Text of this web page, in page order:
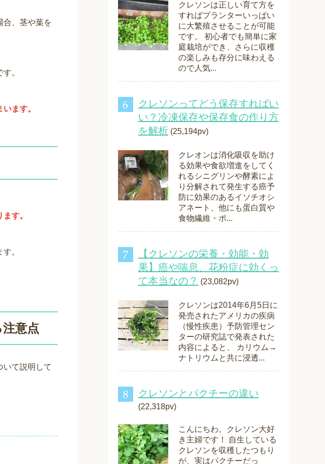
合、茎や葉を
。
ます。
す。
。
意点
いて説明して
クレソンは正しい育て方を
すればプランターいっぱい
に大繁殖させることが可能
です。 初心者でも簡単に家
庭栽培ができ、さらに収穫
の楽しみも存分に味わえる
ので人気...
クレソンってどう保存すればい
い？冷凍保存や保存食の作り方
を解析 (25,194pv)
クレオンは消化吸収を助け
る効果や食欲増進をしてく
れるシニグリンや酵素によ
り分解されて発生する癌予
防に効果のあるイソチオシ
アネート、他にも蛋白質や
食物繊維・ポ...
【クレソンの栄養・効能・効
果】癌や喘息、花粉症に効くっ
て本当なの？ (23,082pv)
クレソンは2014年6月5日に
発売されたアメリカの疾病
（慢性疾患）予防管理セン
ターの研究誌で発表された
内容によると、 カリウム→
ナトリウムと共に浸透...
クレソンとパクチーの違い
(22,318pv)
こんにちわ。クレソン大好
き主婦です！ 自生している
クレソンを収穫したつもり
が、実はパクチーだっ